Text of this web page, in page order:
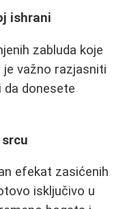
ishrani
zabluda koje
je važno razjasniti
da donesete
efekat zasićenih
isključivo u